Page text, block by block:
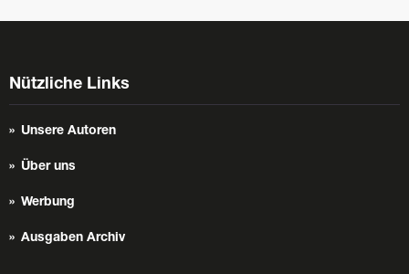
Nützliche Links
Unsere Autoren
Über uns
Werbung
Ausgaben Archiv